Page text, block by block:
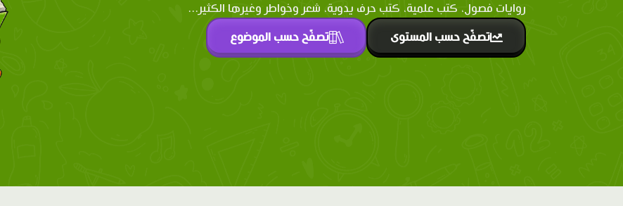
روايات فصول، كتب علمية، كتب حرف يدوية، شعر وخواطر وغيرها الكثير...
تصفّح حسب المستوى تصفّح حسب الموضوع